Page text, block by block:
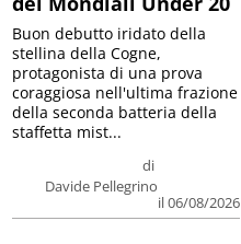
di
Davide Pellegrino
il 06/08/2026
Buon debutto iridato della
stellina della Cogne,
protagonista di una prova
coraggiosa nell'ultima frazione
della seconda batteria della
staffetta mist...